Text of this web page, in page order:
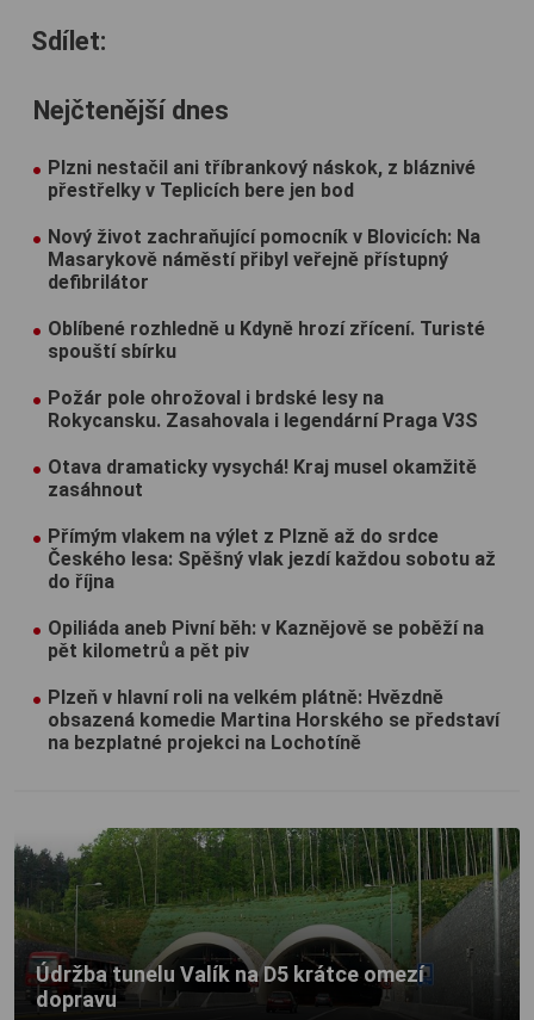
Sdílet:
Nejčtenější dnes
Plzni nestačil ani tříbrankový náskok, z bláznivé
přestřelky v Teplicích bere jen bod
Nový život zachraňující pomocník v Blovicích: Na
Masarykově náměstí přibyl veřejně přístupný
defibrilátor
Oblíbené rozhledně u Kdyně hrozí zřícení. Turisté
spouští sbírku
Požár pole ohrožoval i brdské lesy na
Rokycansku. Zasahovala i legendární Praga V3S
Otava dramaticky vysychá! Kraj musel okamžitě
zasáhnout
Přímým vlakem na výlet z Plzně až do srdce
Českého lesa: Spěšný vlak jezdí každou sobotu až
do října
Opiliáda aneb Pivní běh: v Kaznějově se poběží na
pět kilometrů a pět piv
Plzeň v hlavní roli na velkém plátně: Hvězdně
obsazená komedie Martina Horského se představí
na bezplatné projekci na Lochotíně
Údržba tunelu Valík na D5 krátce omezí
dopravu